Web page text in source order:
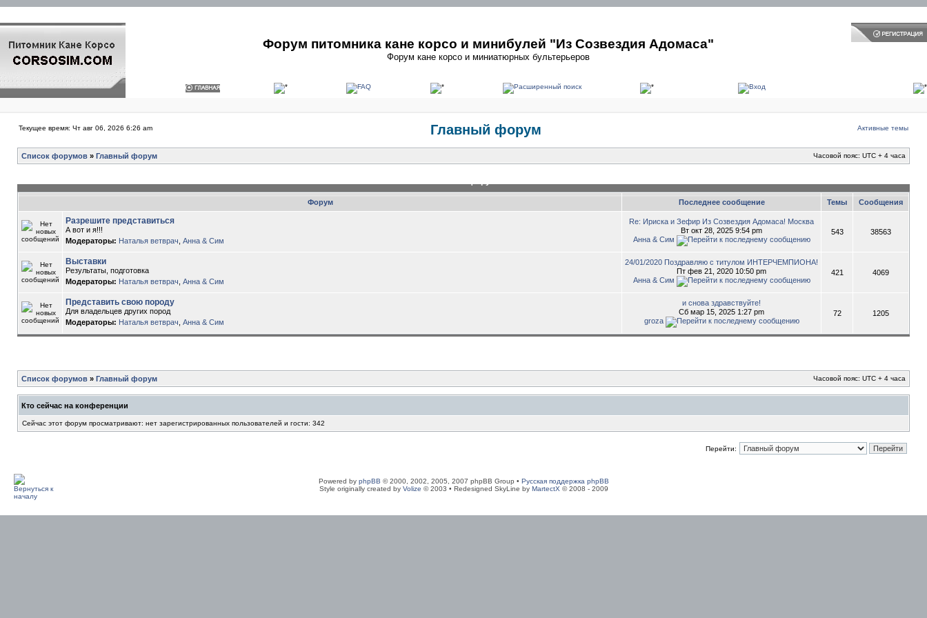
Форум питомника кане корсо и минибулей "Из Созвездия Адомаса"
Форум кане корсо и миниатюрных бультерьеров
Текущее время: Чт авг 06, 2026 6:26 am Главный форум Активные темы
Список форумов » Главный форум Часовой пояс: UTC + 4 часа
Форум Последнее сообщение Темы Сообщения
Разрешите представиться
А вот и я!!!
Модераторы: Наталья ветврач Анна & Сим
Re: Ириска и Зефир Из Созвездия Адомаса! Москва
Вт окт 28, 2025 9:54 pm
Анна & Сим
543 38563
Выставки
Результаты, подготовка
Модераторы: Наталья ветврач Анна & Сим
24/01/2020 Поздравляю с титулом ИНТЕРЧЕМПИОНА!
Пт фев 21, 2020 10:50 pm
Анна & Сим
421 4069
Представить свою породу
Для владельцев других пород
Модераторы: Наталья ветврач Анна & Сим
и снова здравствуйте!
Сб мар 15, 2025 1:27 pm
groza
72 1205
Список форумов » Главный форум Часовой пояс: UTC + 4 часа
Кто сейчас на конференции
Сейчас этот форум просматривают: нет зарегистрированных пользователей и гости: 342
Перейти:
Powered by phpBB © 2000, 2002, 2005, 2007 phpBB Group • Русская поддержка phpBB
Style originally created by Volize © 2003 • Redesigned SkyLine by MartectX © 2008 - 2009